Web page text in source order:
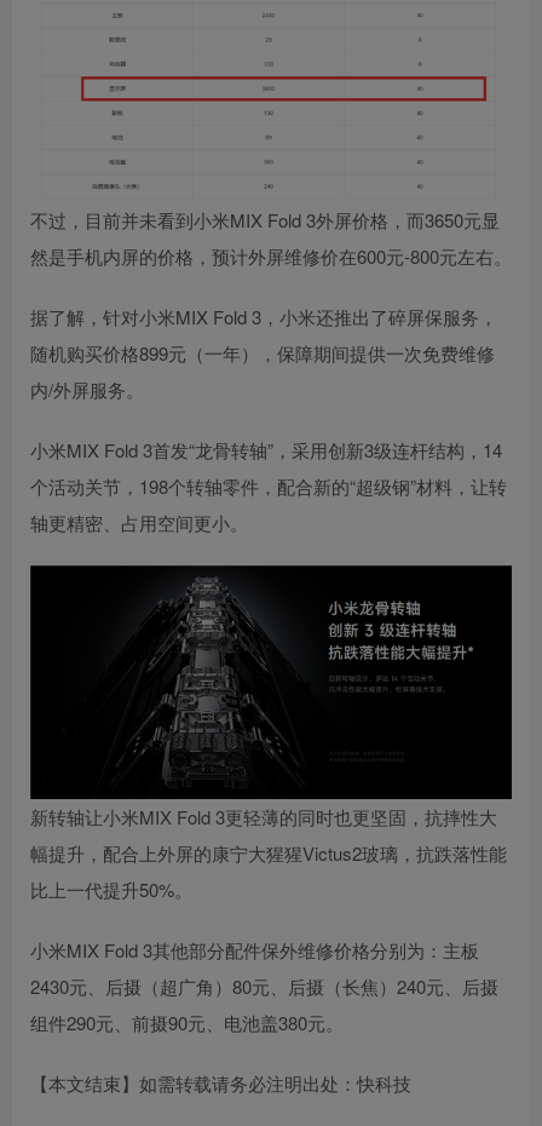
不过，目前并未看到小米MIX Fold 3外屏价格，而3650元显
然是手机内屏的价格，预计外屏维修价在600元-800元左右。
据了解，针对小米MIX Fold 3，小米还推出了碎屏保服务，
随机购买价格899元（一年），保障期间提供一次免费维修
内/外屏服务。
小米MIX Fold 3首发“龙骨转轴”，采用创新3级连杆结构，14
个活动关节，198个转轴零件，配合新的“超级钢”材料，让转
轴更精密、占用空间更小。
新转轴让小米MIX Fold 3更轻薄的同时也更坚固，抗摔性大
幅提升， 配合上外屏的康宁大猩猩Victus2玻璃，抗跌落性能
比上一代提升50%。
小米MIX Fold 3其他部分配件保外维修价格分别为：主板
2430元、后摄（超广角）80元、后摄（长焦）240元、后摄
组件290元、前摄90元、电池盖380元。
【本文结束】如需转载请务必注明出处：快科技